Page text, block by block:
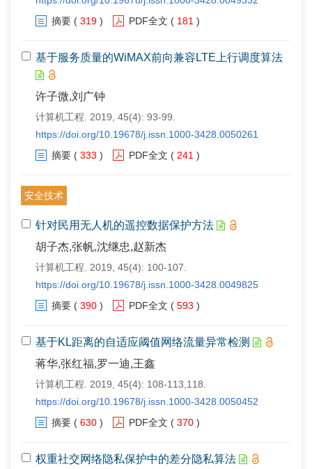
摘要 ( 319 ) PDF全文 ( 181 )
基于服务质量的WiMAX前向兼容LTE上行调度算法
许子微,刘广钟
计算机工程. 2019, 45(4): 93-99.
https://doi.org/10.19678/j.issn.1000-3428.0050261
摘要 ( 333 ) PDF全文 ( 241 )
安全技术
针对民用无人机的遥控数据保护方法
胡子杰,张帆,沈继忠,赵新杰
计算机工程. 2019, 45(4): 100-107.
https://doi.org/10.19678/j.issn.1000-3428.0049825
摘要 ( 390 ) PDF全文 ( 593 )
基于KL距离的自适应阈值网络流量异常检测
蒋华,张红福,罗一迪,王鑫
计算机工程. 2019, 45(4): 108-113,118.
https://doi.org/10.19678/j.issn.1000-3428.0050452
摘要 ( 630 ) PDF全文 ( 370 )
权重社交网络隐私保护中的差分隐私算法